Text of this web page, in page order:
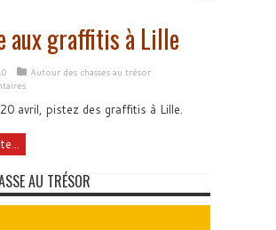
aux graffitis à Lille
Autour des chasses au trésor
avril, pistez des graffitis à Lille.
AU TRÉSOR